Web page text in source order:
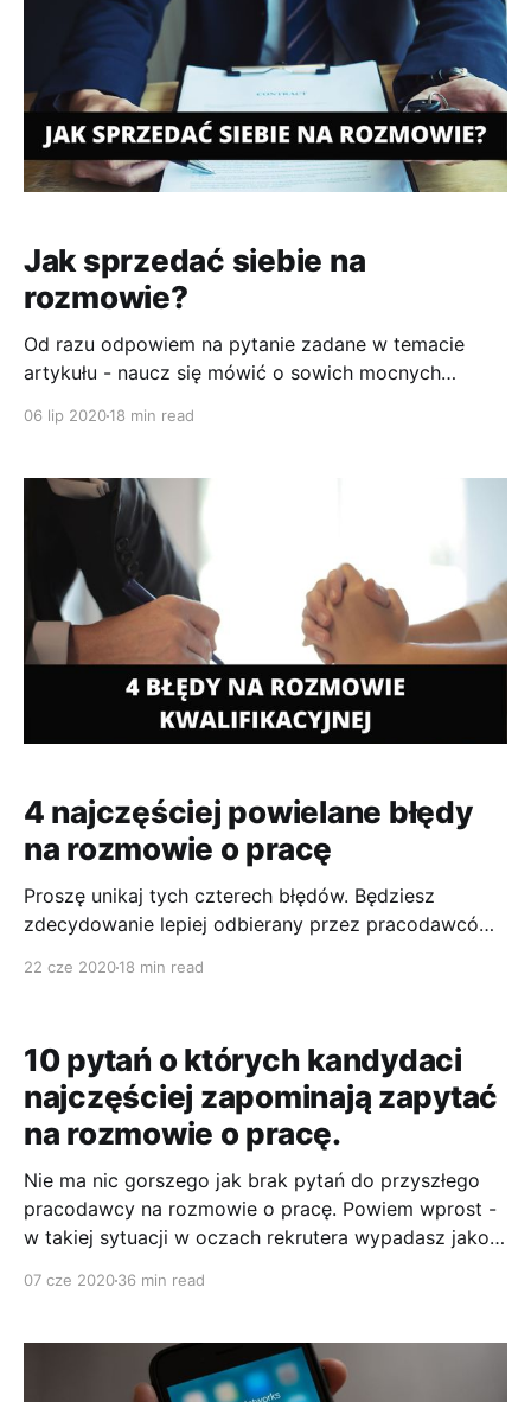
Jak sprzedać siebie na
rozmowie?
Od razu odpowiem na pytanie zadane w temacie
artykułu - naucz się mówić o sowich mocnych
pracy nie widzą w sobie mocnych stron lub jeśli
to z przekonań np.: rodzice przekazali nam żebyśmy
06 lip 202018 min read
4 najczęściej powielane błędy
na rozmowie o pracę
Proszę unikaj tych czterech błędów. Będziesz
zdecydowanie lepiej odbierany przez pracodawców
czasami przesadna odzież może irytować ankietera.
Dlatego zbadaj kulturę firmy i odpowiednio się
22 cze 202018 min read
10 pytań o których kandydaci
najczęściej zapominają zapytać
na rozmowie o pracę.
Nie ma nic gorszego jak brak pytań do przyszłego
pracodawcy na rozmowie o pracę. Powiem wprost -
w takiej sytuacji w oczach rekrutera wypadasz jako
dobrze w oczach rekrutera. 1. Jak wygląda
07 cze 202036 min read